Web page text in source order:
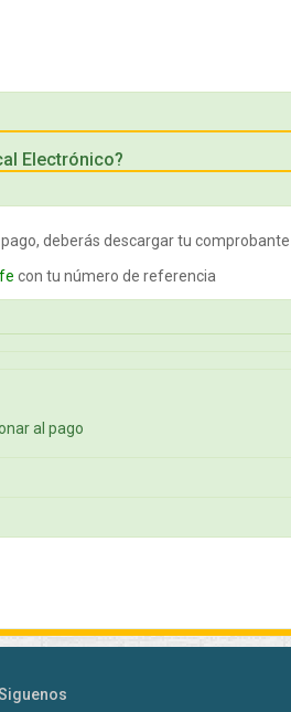
Electrónico?
deberás descargar tu
con tu número de referencia
al pago